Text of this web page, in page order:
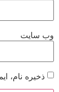
وب‌ سایت
ذخیره نام،